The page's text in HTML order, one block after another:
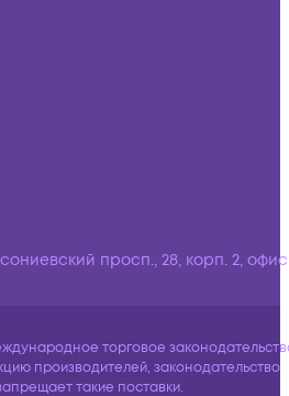
просп., 28, корп. 2,
торговое
производителей, законодательство
такие поставки.